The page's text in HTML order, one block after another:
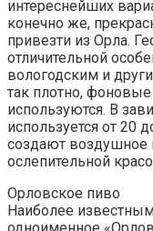
интереснейших
конечно же,
привезти из Орла.
отличительной
вологодским и
так плотно,
используются. В
используется от 20
создают воздушное
ослепительной
Орловское пиво
Наиболее